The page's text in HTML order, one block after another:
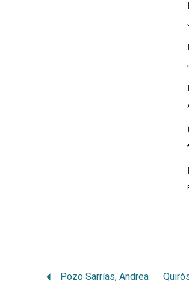
Pozo Sarrías, Andrea